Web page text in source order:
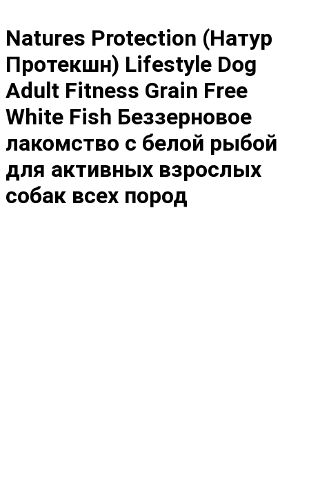
Natures Protection (Натур
Протекшн) Lifestyle Dog
Adult Fitness Grain Free
White Fish Беззерновое
лакомство с белой рыбой
для активных взрослых
собак всех пород